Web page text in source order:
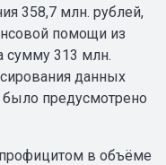
358,7 млн. рублей,
помощи из
313 млн.
данных
предусмотрено
в объёме